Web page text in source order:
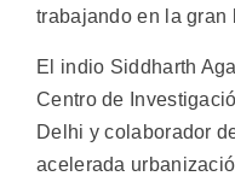
trabajando en la gran
El indio Siddharth
Centro de
Delhi y colaborador
acelerada